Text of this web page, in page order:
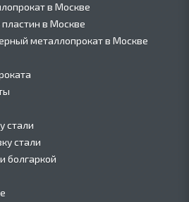
в Москве
в Москве
металлопрокат в Москве
стали
стали
болгаркой